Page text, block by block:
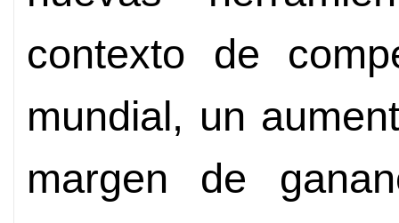
contexto de
mundial, un
margen de